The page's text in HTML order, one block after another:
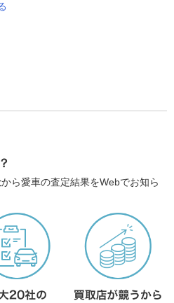
から愛車の査定結果をWebでお知ら